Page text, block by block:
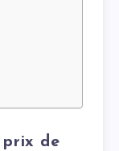
prix de